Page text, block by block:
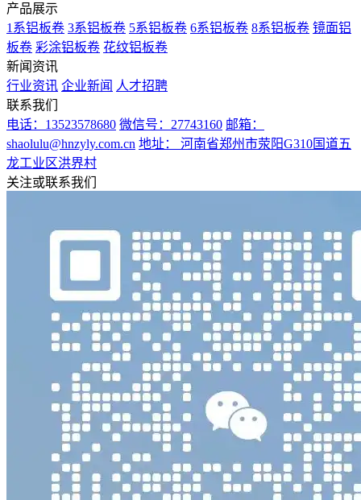
产品展示
1系铝板卷 3系铝板卷 5系铝板卷 6系铝板卷 8系铝板卷 镜面铝
板卷 彩涂铝板卷 花纹铝板卷
新闻资讯
行业资讯 企业新闻 人才招聘
联系我们
电话：13523578680 微信号：27743160 邮箱：
shaolulu@hnzyly.com.cn 地址： 河南省郑州市荥阳G310国道五
龙工业区洪界村
关注或联系我们